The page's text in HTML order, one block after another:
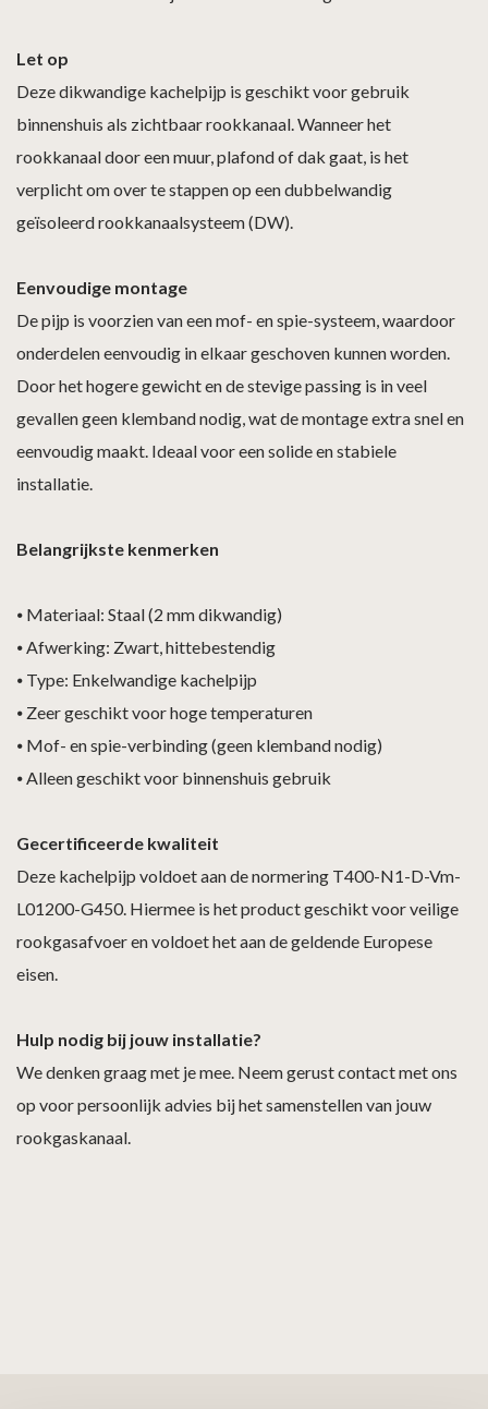
Let op
Deze dikwandige kachelpijp is geschikt voor gebruik
binnenshuis als zichtbaar rookkanaal. Wanneer het
rookkanaal door een muur, plafond of dak gaat, is het
verplicht om over te stappen op een dubbelwandig
geïsoleerd rookkanaalsysteem (DW).
Eenvoudige montage
De pijp is voorzien van een mof- en spie-systeem, waardoor
onderdelen eenvoudig in elkaar geschoven kunnen worden.
Door het hogere gewicht en de stevige passing is in veel
gevallen geen klemband nodig, wat de montage extra snel en
eenvoudig maakt. Ideaal voor een solide en stabiele
installatie.
Belangrijkste kenmerken
⦁ Materiaal: Staal (2 mm dikwandig)
⦁Afwerking: Zwart, hittebestendig
⦁ Type: Enkelwandige kachelpijp
⦁ Zeer geschikt voor hoge temperaturen
⦁ Mof- en spie-verbinding (geen klemband nodig)
⦁Alleen geschikt voor binnenshuis gebruik
Gecertificeerde kwaliteit
Deze kachelpijp voldoet aan de normering T400-N1-D-Vm-
L01200-G450. Hiermee is het product geschikt voor veilige
rookgasafvoer en voldoet het aan de geldende Europese
eisen.
Hulp nodig bij jouw installatie?
We denken graag met je mee. Neem gerust contact met ons
op voor persoonlijk advies bij het samenstellen van jouw
rookgaskanaal.